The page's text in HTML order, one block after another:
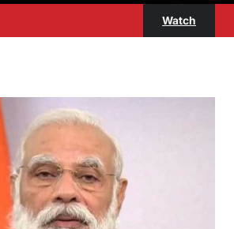
Watch